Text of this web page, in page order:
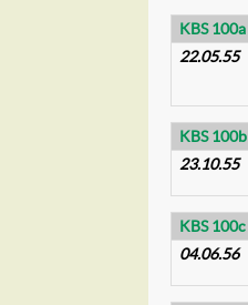
KBS 100a
22.05.55
KBS 100b
23.10.55
KBS 100c
04.06.56